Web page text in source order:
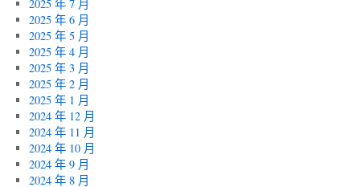
2025 年 7 月
2025 年 6 月
2025 年 5 月
2025 年 4 月
2025 年 3 月
2025 年 2 月
2025 年 1 月
2024 年 12 月
2024 年 11 月
2024 年 10 月
2024 年 9 月
2024 年 8 月